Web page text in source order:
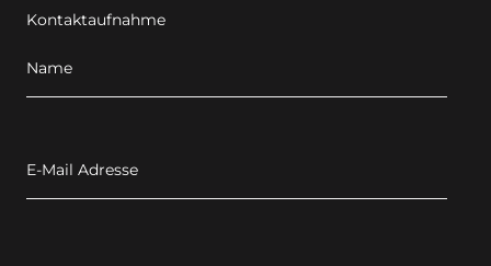
Kontaktaufnahme
Name
E-Mail Adresse